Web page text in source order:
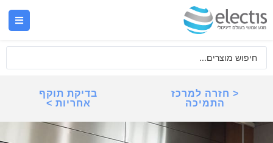
< חזרה למרכז
התמיכה
בדיקת תוקף
אחריות >